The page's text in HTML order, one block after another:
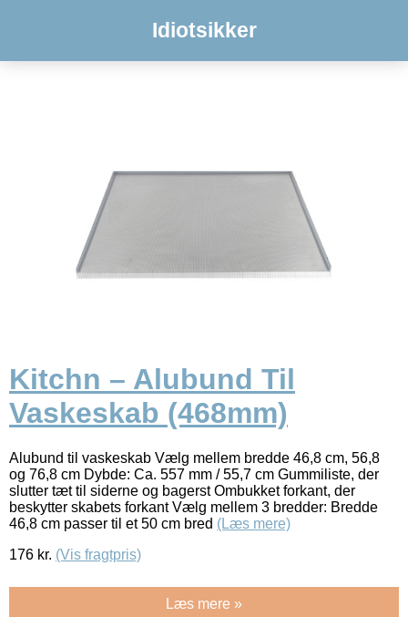
Idiotsikker
Kitchn – Alubund Til
Vaskeskab (468mm)
Alubund til vaskeskab Vælg mellem bredde 46,8 cm, 56,8
og 76,8 cm Dybde: Ca. 557 mm / 55,7 cm Gummiliste, der
slutter tæt til siderne og bagerst Ombukket forkant, der
beskytter skabets forkant Vælg mellem 3 bredder: Bredde
46,8 cm passer til et 50 cm bred (Læs mere)
176 kr. (Vis fragtpris)
Læs mere »